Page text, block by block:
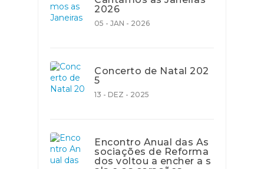
2026
05 - JAN - 2026
Concerto de Natal 202
5
13 - DEZ - 2025
Encontro Anual das As
sociações de Reforma
dos voltou a encher a s